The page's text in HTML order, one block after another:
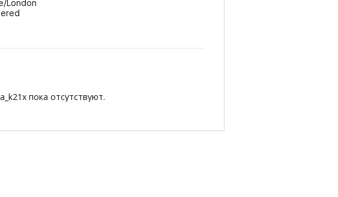
London
пока отсутствуют.